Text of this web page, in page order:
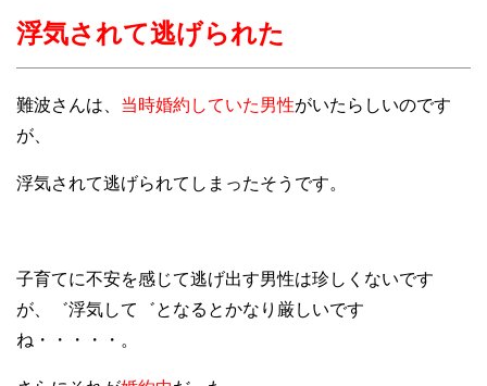
浮気されて逃げられた
難波さんは、 当時婚約していた男性がいたらしいのです
が、
浮気されて逃げられてしまったそうです。
子育てに不安を感じて逃げ出す男性は珍しくないです
が、゛浮気して゛となるとかなり厳しいです
ね・・・・・。